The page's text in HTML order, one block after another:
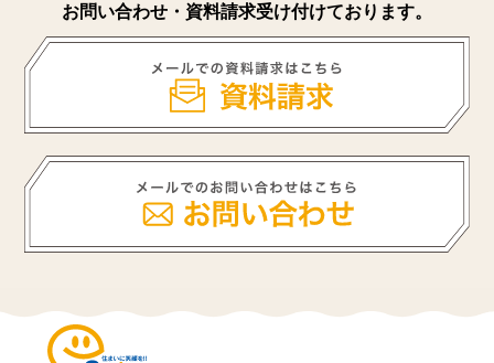
お問い合わせ・資料請求受け付けております。